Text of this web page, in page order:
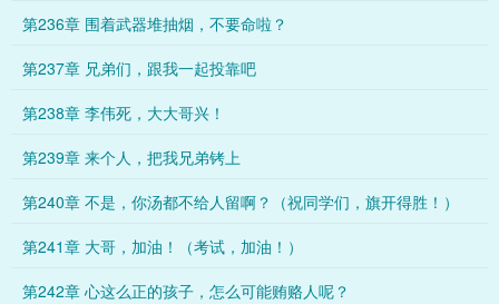
第236章 围着武器堆抽烟，不要命啦？
第237章 兄弟们，跟我一起投靠吧
第238章 李伟死，大大哥兴！
第239章 来个人，把我兄弟铐上
第240章 不是，你汤都不给人留啊？（祝同学们，旗开得胜！）
第241章 大哥，加油！（考试，加油！）
第242章 心这么正的孩子，怎么可能贿赂人呢？